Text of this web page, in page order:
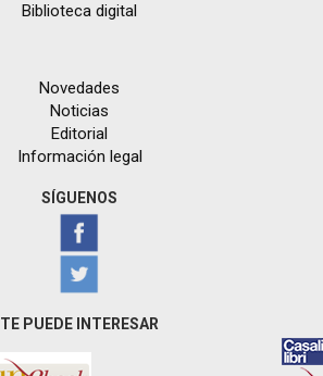
Biblioteca digital
Novedades
Noticias
Editorial
Información legal
SÍGUENOS
TE PUEDE INTERESAR